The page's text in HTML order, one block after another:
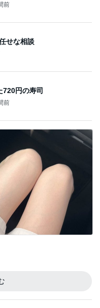
前
せな相談
720円の寿司
前